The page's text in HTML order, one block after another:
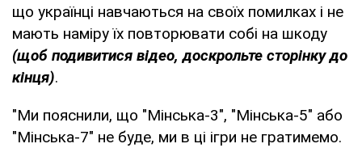
що українці навчаються на своїх помилках і не
мають наміру їх повторювати собі на шкоду
(щоб подивитися відео, доскрольте сторінку до
кінця).
"Ми пояснили, що "Мінська-3", "Мінська-5" або
"Мінська-7" не буде, ми в ці ігри не гратимемо.